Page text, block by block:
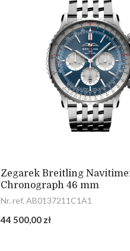
Zegarek Breitling
Chronograph 46 mm
Nr. ref. AB0137211C1A1
44 500,00 zł